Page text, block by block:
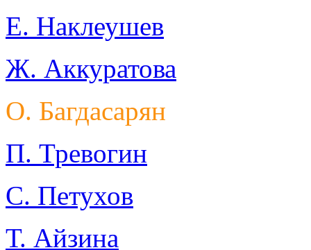
Е. Наклеушев
Ж. Аккуратова
О. Багдасарян
П. Тревогин
С. Петухов
Т. Айзина